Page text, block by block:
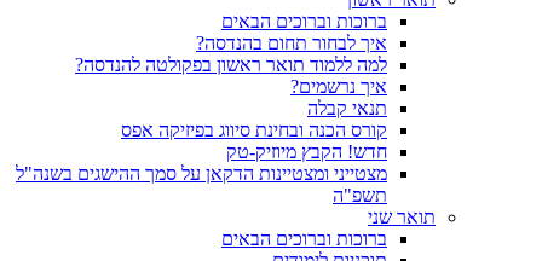
ברוכות וברוכים הבאים
איך לבחור תחום בהנדסה?
למה ללמוד תואר ראשון בפקולטה להנדסה?
איך נרשמים?
תנאי קבלה
קורס הכנה ובחינת סיווג בפיזיקה אפס
חדש! הקבץ מיוזיק-טק
מצטייני ומצטיינות הדקאן על סמך ההישגים בשנה"ל
תשפ"ה
תואר שני
ברוכות וברוכים הבאים